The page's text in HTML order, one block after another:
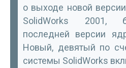
о выходе новой
SolidWorks 2001,
последней версии
Новый, девятый по
системы SolidWorks